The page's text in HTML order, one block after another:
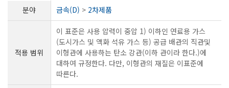
분야 금속(D) > 2차제품
적용 범위
이 표준은 사용 압력이 중압 1) 이하인 연료용 가스
(도시가스 및 액화 석유 가스 등) 공급 배관의 직관및
이형관에 사용하는 탄소 강관(이하 관이라 한다.)에
대하여 규정한다. 다만, 이형관의 재질은 이표준에
따른다.